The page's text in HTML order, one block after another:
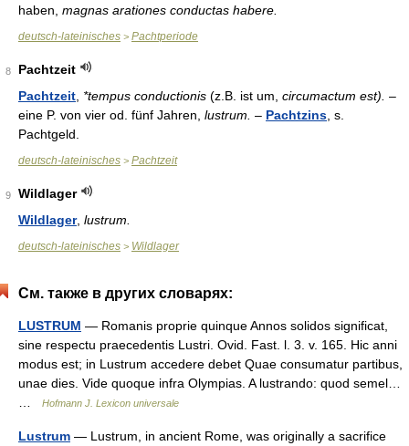
haben, magnas arationes conductas habere.
deutsch-lateinisches > Pachtperiode
8
Pachtzeit
Pachtzeit *tempus conductionis (z.B. ist um, circumactum est). –
eine P. von vier od. fünf Jahren, lustrum. – Pachtzins , s.
Pachtgeld.
deutsch-lateinisches > Pachtzeit
9
Wildlager
Wildlager, lustrum.
deutsch-lateinisches > Wildlager
См. также в других словарях:
LUSTRUM — Romanis proprie quinque Annos solidos significat,
sine respectu praecedentis Lustri. Ovid. Fast. l. 3. v. 165. Hic anni
modus est; in Lustrum accedere debet Quae consumatur partibus,
unae dies. Vide quoque infra Olympias. A lustrando: quod semel…
Hofmann J. Lexicon universale
Lustrum — Lustrum, in ancient Rome, was originally a sacrifice